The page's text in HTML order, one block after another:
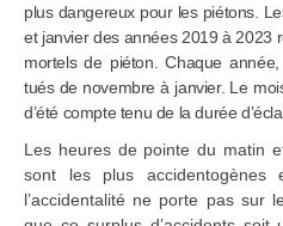
plus dangereux pour les piétons.
et janvier des années 2019 à 2023
mortels de piéton. Chaque
tués de novembre à janvier. Le
d’été compte tenu de la durée
Les heures de pointe du matin
sont les plus accidentogènes
l’accidentalité ne porte pas sur